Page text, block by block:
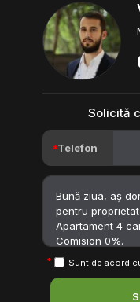
Solicită
Telefon
Sunt de acord